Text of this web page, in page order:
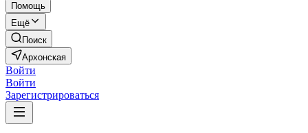
Помощь
Ещё
Поиск
Архонская
Войти
Войти
Зарегистрироваться